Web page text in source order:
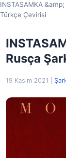
INSTASAMKA
Türkçe Çevirisi
Rusça
19 Kasım 2021